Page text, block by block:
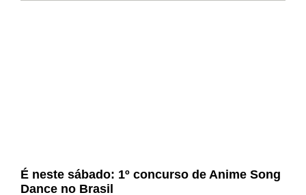
É neste sábado: 1º concurso de Anime Song
Dance no Brasil